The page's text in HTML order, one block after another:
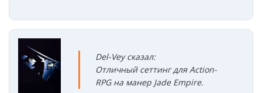
Del-Vey сказал:
Отличный сеттинг для Action-
RPG на манер Jade Empire.